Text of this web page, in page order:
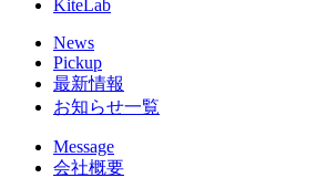
KiteLab
News
Pickup
最新情報
お知らせ一覧
Message
会社概要